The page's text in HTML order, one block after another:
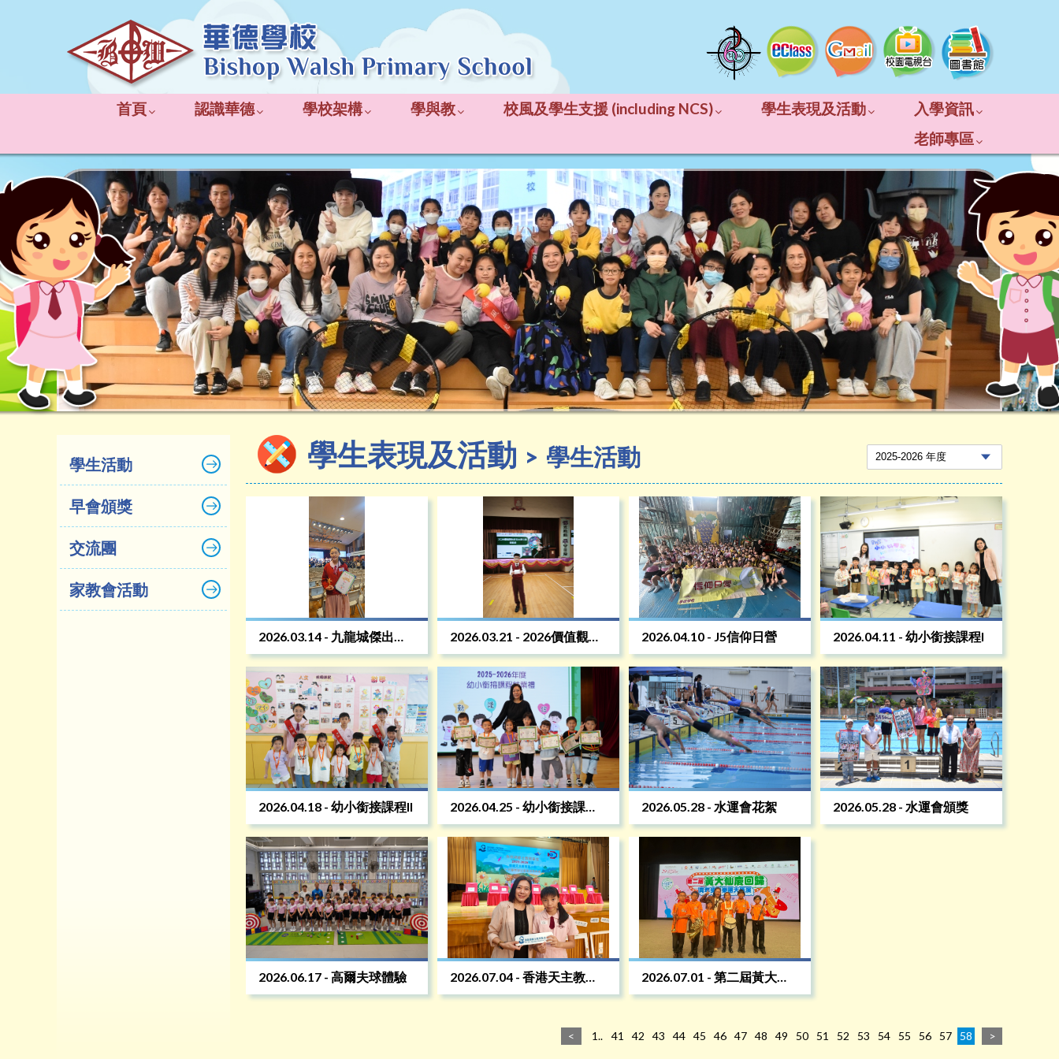
首頁 認識華德 學校架構 學與教 校風及學生支援 (including NCS) 學生表現及活動
入學資訊
老師專區
學生活動
早會頒獎
交流團
家教會活動
學生表現及活動 學生活動
2026.03.14 - 九龍城傑出學
生選舉
2026.03.21 - 2026價值觀教
育傑出學生頒獎禮
2026.04.10 - J5信仰日營 2026.04.11 - 幼小銜接課程I
2026.04.18 - 幼小銜接課程II
2026.04.25 - 幼小銜接課程
III
2026.05.28 - 水運會花絮 2026.05.28 - 水運會頒獎
2026.06.17 - 高爾夫球體驗
2026.07.04 - 香港天主教教
區十大傑出學生選舉
2026.07.01 - 第二屆黃大仙
慶回歸 青年步操樂團大匯演
< 1.. 41 42 43 44 45 46 47 48 49 50 51 52 53 54 55 56 57 58 >